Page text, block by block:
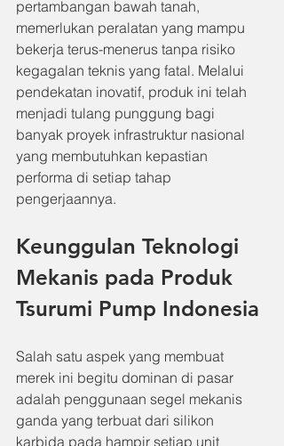
pertambangan bawah tanah,
memerlukan peralatan yang mampu
bekerja terus-menerus tanpa risiko
kegagalan teknis yang fatal. Melalui
pendekatan inovatif, produk ini telah
menjadi tulang punggung bagi
banyak proyek infrastruktur nasional
yang membutuhkan kepastian
performa di setiap tahap
pengerjaannya.
Keunggulan Teknologi
Mekanis pada Produk
Tsurumi Pump Indonesia
Salah satu aspek yang membuat
merek ini begitu dominan di pasar
adalah penggunaan segel mekanis
ganda yang terbuat dari silikon
karbida pada hampir setiap unit